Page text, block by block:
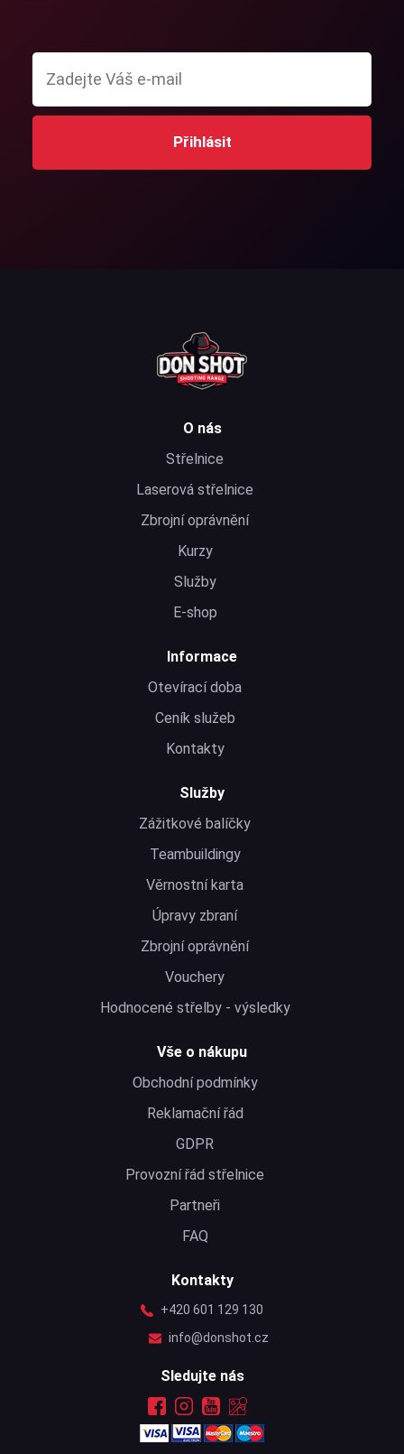
Přihlásit
O nás
Střelnice
Laserová střelnice
Zbrojní oprávnění
Kurzy
Služby
E-shop
Informace
Otevírací doba
Ceník služeb
Kontakty
Služby
Zážitkové balíčky
Teambuildingy
Věrnostní karta
Úpravy zbraní
Zbrojní oprávnění
Vouchery
Hodnocené střelby - výsledky
Vše o nákupu
Obchodní podmínky
Reklamační řád
GDPR
Provozní řád střelnice
Partneři
FAQ
Kontakty
+420 601 129 130
info@donshot.cz
Sledujte nás